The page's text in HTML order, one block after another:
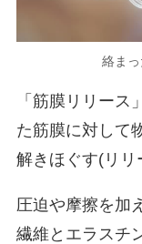
絡ま
「筋膜リリー
た筋膜に対して
解きほぐす(リリ
圧迫や摩擦を加
繊維とエラスチ